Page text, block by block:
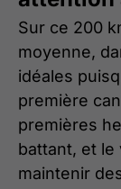
Sur ce 200
moyenne,
idéales
première
premières
battant, et le
maintenir